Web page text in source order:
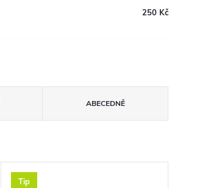
250 Kč
ABECEDNĚ
Tip